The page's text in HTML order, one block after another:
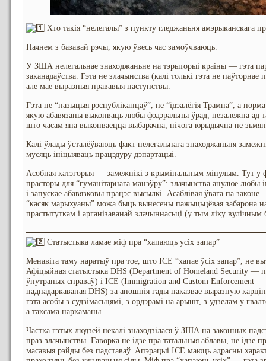
Хто такія “нелегалы” з пункту гледжаньня амэрыканскага
Пачнем з базавай рэчы, якую ўвесь час замоўчваюць.
У ЗША нелегальнае знаходжаньне на тэрыторыі краіны — гэта
заканадаўства. Гэта не злачынства (калі толькі гэта не
але мае выразныя прававыя наступствы.
Гэта не “пазыцыя рэспубліканцаў”, не “ідэалёгія Трампа”, а норма
якую абавязаны выконваць любы фэдэральны ўрад, незалежна ад
што часам яна выконваецца выбарачна, нічога юрыдычна не
Калі ўлады ўсталёўваюць факт нелегальнага знаходжаньня
мусяць ініцыяваць працэдуру дэпартацыі.
Асобная катэгорыя — замежнікі з крымінальным мінулым. Тут у
прасторы для “гуманітарнага манэўру”: злачынства анулюе любы
і запускае абавязковы працэс высылкі. Асаблівая ўвага па
“касяк марыхуаны” можа быць вынесены пажыцьцёвая забарона
прастытуткам і арганізаванай злачыннасьці (у тым ліку вулічным
Статыстыка ламае міф пра “хапаюць усіх запар”
Менавіта таму наратыў пра тое, што ICE “хапае ўсіх запар”, не
Афіцыйная статыстыка DHS (Department of Homeland Security —
ўнутраных справаў) і ICE (Immigration and Custom Enforcement —
падпадаркаваная DHS) за апошнія гады паказвае выразную
гэта асобы з судзімасьцямі, з ордэрамі на арышт, з удзелам у
а таксама наркаманы.
Частка гэтых людзей некалі знаходзілася ў ЗША на законных
праз злачынствы. Гаворка не ідзе пра татальныя аблавы, не ідзе
масавыя рэйды без падставаў. Апэрацыі ICE маюць адрасны